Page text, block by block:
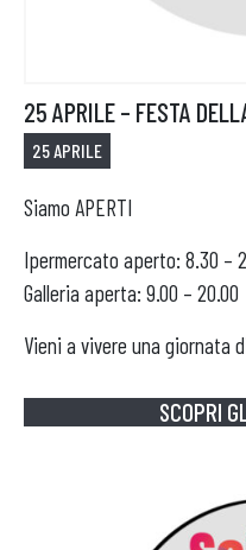
25 APRILE – FESTA
25 APRILE
Siamo APERTI
Ipermercato aperto: 8.30 –
Galleria aperta: 9.00 – 20.00
Vieni a vivere una giornata
SCOPRI